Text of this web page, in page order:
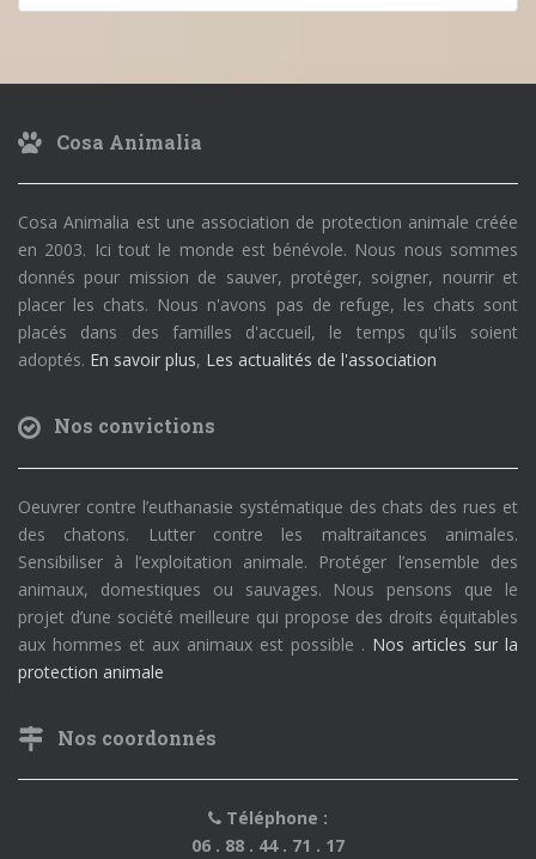
Cosa Animalia
Cosa Animalia est une association de protection animale créée
en 2003. Ici tout le monde est bénévole. Nous nous sommes
donnés pour mission de sauver, protéger, soigner, nourrir et
placer les chats. Nous n'avons pas de refuge, les chats sont
placés dans des familles d'accueil, le temps qu'ils soient
adoptés. En savoir plus, Les actualités de l'association
Nos convictions
Oeuvrer contre l’euthanasie systématique des chats des rues et
des chatons. Lutter contre les maltraitances animales.
Sensibiliser à l’exploitation animale. Protéger l’ensemble des
animaux, domestiques ou sauvages. Nous pensons que le
projet d’une société meilleure qui propose des droits équitables
aux hommes et aux animaux est possible . Nos articles sur la
protection animale
Nos coordonnés
Téléphone :
06 . 88 . 44 . 71 . 17